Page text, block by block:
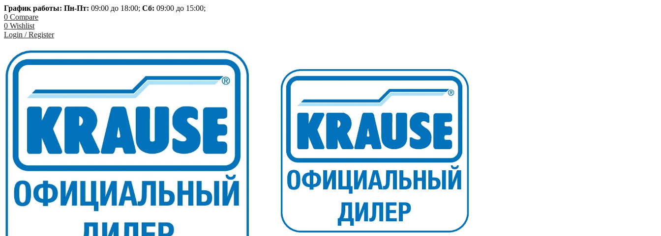
График работы: Пн-Пт: 09:00 до 18:00; Сб: 09:00 до 15:00;
0 Compare
0 Wishlist
Login / Register